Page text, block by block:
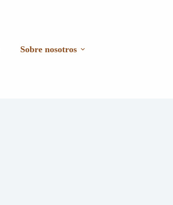
Sobre nosotros